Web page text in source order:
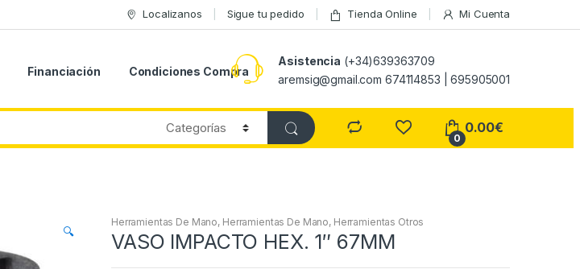
Localizanos Sigue tu pedido Tienda Online Mi Cuenta
Financiación Condiciones Compra
Asistencia (+34)639363709
aremsig@gmail.com 674114853 | 695905001
0
0.00€
🔍
Herramientas De Mano, Herramientas De Mano, Herramientas Otros
VASO IMPACTO HEX. 1″ 67MM